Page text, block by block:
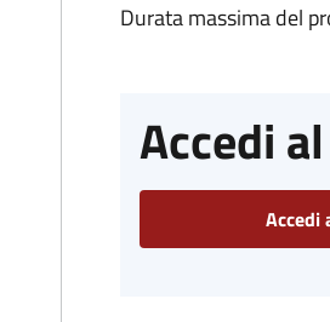
Durata massima del
Accedi
Accedi